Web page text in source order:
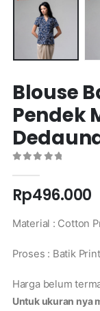
Blouse
Pendek
Rp496.000
Material : Cotton
Proses : Batik
Harga belum
Untuk ukuran nya